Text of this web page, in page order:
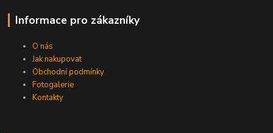
Informace pro zákazníky
O nás
Jak nakupovat
Obchodní podmínky
Fotogalerie
Kontakty